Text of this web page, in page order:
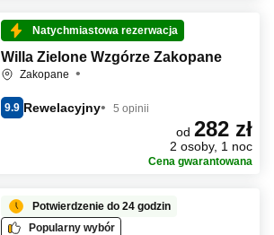
Natychmiastowa rezerwacja
Willa Zielone Wzgórze Zakopane
Zakopane
9.9 Rewelacyjny 5 opinii
od 282 zł
2 osoby, 1 noc
Cena gwarantowana
Potwierdzenie do 24 godzin
Popularny wybór